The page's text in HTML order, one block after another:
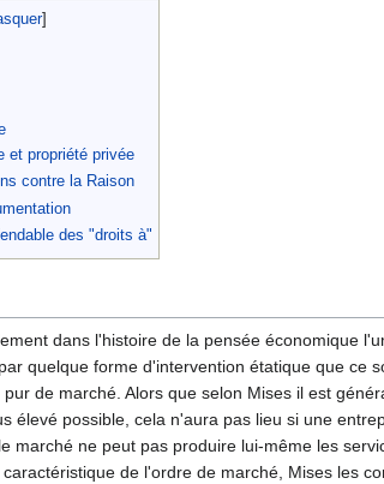
et propriété privée
contre la Raison
des "droits à"
dans l'histoire de la pensée économique
quelque forme d'intervention étatique que ce
de marché. Alors que selon Mises il est
élevé possible, cela n'aura pas lieu si une
marché ne peut pas produire lui-même les
de l'ordre de marché, Mises les